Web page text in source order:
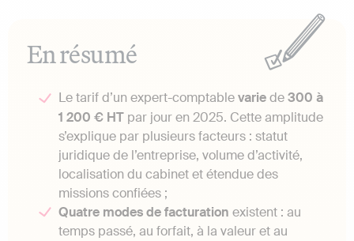
En résumé
Le tarif d’un expert-comptablevariede300 à
1 200 € HT par jour en 2025. Cette amplitude
s’explique par plusieurs facteurs : statut
juridique de l’entreprise, volume d’activité,
localisation du cabinet et étendue des
missions confiées ;
Quatre modes de facturation existent : au
temps passé, au forfait, à la valeur et au